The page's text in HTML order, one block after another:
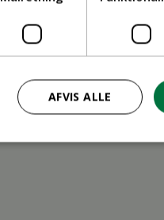
AFVIS ALLE